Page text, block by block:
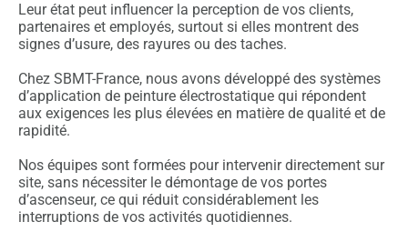
Leur état peut influencer la perception de vos clients,
partenaires et employés, surtout si elles montrent des
signes d’usure, des rayures ou des taches.
Chez SBMT-France, nous avons développé des systèmes
d’application de peinture électrostatique qui répondent
aux exigences les plus élevées en matière de qualité et de
rapidité.
Nos équipes sont formées pour intervenir directement sur
site, sans nécessiter le démontage de vos portes
d’ascenseur, ce qui réduit considérablement les
interruptions de vos activités quotidiennes.